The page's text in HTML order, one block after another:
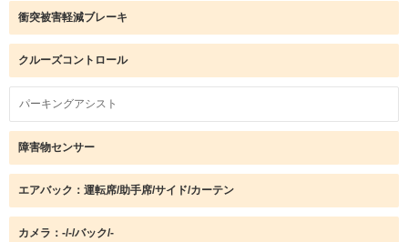
衝突被害軽減ブレーキ
クルーズコントロール
パーキングアシスト
障害物センサー
エアバック：運転席/助手席/サイド/カーテン
カメラ：-/-/バック/-